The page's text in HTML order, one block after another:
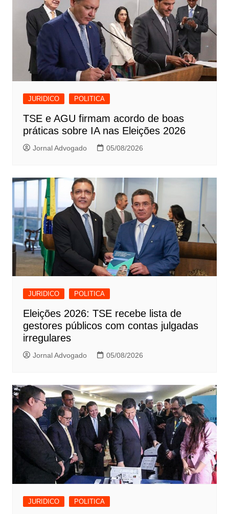
JURIDICO POLITICA
TSE e AGU firmam acordo de boas
práticas sobre IA nas Eleições 2026
Jornal Advogado 05/08/2026
JURIDICO POLITICA
Eleições 2026: TSE recebe lista de
gestores públicos com contas julgadas
irregulares
Jornal Advogado 05/08/2026
JURIDICO POLITICA